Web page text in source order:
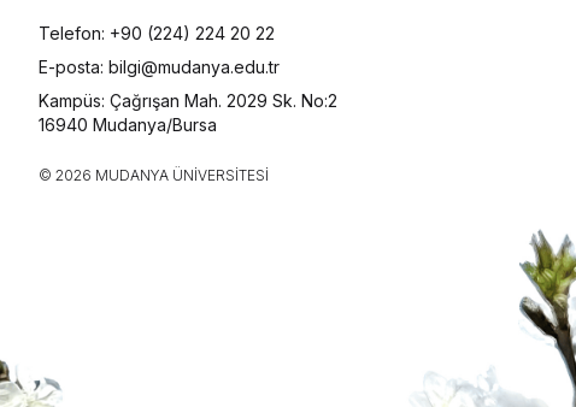
Telefon: +90 (224) 224 20 22
E-posta: bilgi@mudanya.edu.tr
Kampüs: Çağrışan Mah. 2029 Sk. No:2
16940 Mudanya/Bursa
© 2026 MUDANYA ÜNIVERSITESI